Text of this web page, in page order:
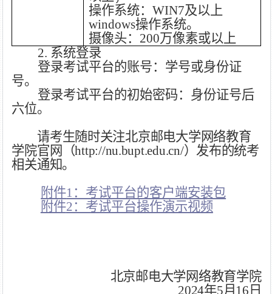
操作系统： WIN7及以上
windows操作系统。
摄像头： 200万像素或以上
2. 系统登录
登录考试平台的账号：学号或身份证
号。
登录考试平台的初始密码：身份证号后
六位。
请考生随时关注北京邮电大学网络教育
学院官网 （http://nu.bupt.edu.cn/）发布的统考
相关通知。
附件1：考试平台的客户端安装包
附件2：考试平台操作演示视频
北京邮电大学网络教育学院
2024年5月 16 日